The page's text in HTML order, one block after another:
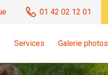
01 42 02 12 01
Services Galerie photos